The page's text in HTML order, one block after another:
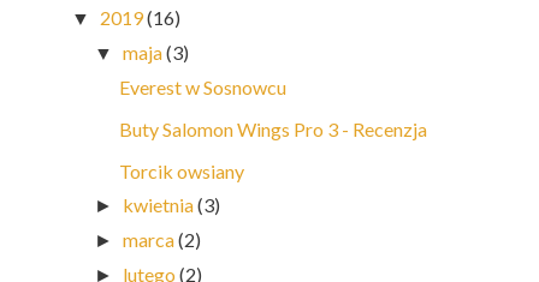
▼ 2019(16)
▼maja(3)
Everest w Sosnowcu
Buty Salomon Wings Pro 3 - Recenzja
Torcik owsiany
► kwietnia(3)
►marca(2)
► lutego(2)